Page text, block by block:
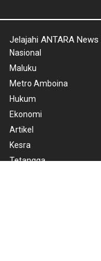
Jelajahi ANTARA
Nasional
Maluku
Metro Amboina
Hukum
Ekonomi
Artikel
Kesra
Tetangga